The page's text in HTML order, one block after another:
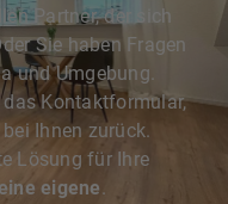
Partner, der sich
Sie haben Fragen
und Umgebung.
Kontaktformular,
Ihnen zurück.
Lösung für Ihre
eigene.